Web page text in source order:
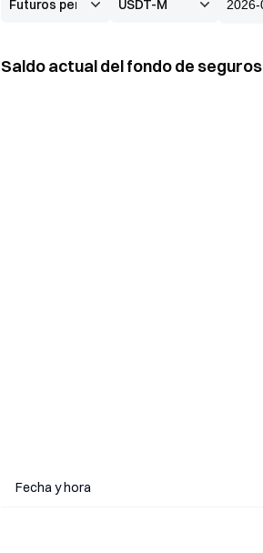
Saldo actual del fondo de seguros
Fecha y hora